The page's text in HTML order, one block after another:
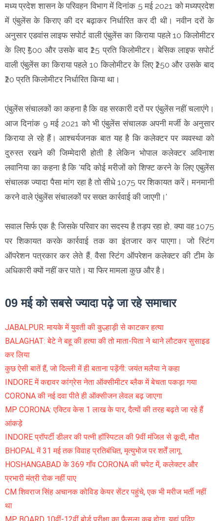
मध्य प्रदेश शासन के परिवहन विभाग में दिनांक 5 मई 2021 को मध्यप्रदेश
में एंबुलेंस के किराए की दर बढ़ाकर निर्धारित कर दी थी। नवीन दरों के
अनुसार एडवांस लाइफ सपोर्ट वाली एंबुलेंस का किराया पहले 10 किलोमीटर
के लिए ₹500 और उसके बाद ₹25 प्रति किलोमीटर। बेसिक लाइफ सपोर्ट
वाली एंबुलेंस का किराया पहले 10 किलोमीटर के लिए ₹250 और उसके बाद
₹20 प्रति किलोमीटर निर्धारित किया था।
एंबुलेंस संचालकों का कहना है कि वह सरकारी दरों पर एंबुलेंस नहीं चलाएंगे।
आज दिनांक 9 मई 2021 को भी एंबुलेंस संचालक अपनी मर्जी के अनुसार
किराया ले रहे हैं। आश्चर्यजनक बात यह है कि कलेक्टर पर व्यवस्था को
दुरुस्त रखने की जिम्मेदारी होती है लेकिन भोपाल कलेक्टर अविनाश
लवानिया का कहना है कि 'यदि कोई मरीजों को शिफ्ट करने के लिए एबुलेंस
संचालक ज्यादा पैसा मांग रहा है तो सीधे 1075 पर शिकायत करें। मनमानी
करने वाले एंबुलेंस संचालकों पर सख्त कार्रवाई की जाएगी।'
सवाल सिर्फ एक है; जिसके परिवार का सदस्य है तड़प रहा हो, क्या वह 1075
पर शिकायत करके कार्रवाई तक का इंतजार कर पाएगा। जो स्टिंग
ऑपरेशन पत्रकार कर लेते हैं, वैसा स्टिंग ऑपरेशन कलेक्टर की टीम के
अधिकारी क्यों नहीं कर पाते। या फिर मामला कुछ और है।
09 मई को सबसे ज्यादा पढ़े जा रहे समाचार
JABALPUR: मायके में युवती की कुल्हाड़ी से काटकर हत्या
BALAGHAT: बेटे ने बहू की हत्या की तो माता-पिता ने थाने लौटकर सुसाइड
कर लिया
कुछ ऐसी बातें हैं, जो दिल्ली में ही बताना पड़ेंगी: जयंत मलैया ने कहा
INDORE में कद्दावर कांग्रेस नेता ऑक्सीमीटर ब्लैक में बेचता पकड़ा गया
CORONA की नई दवा पीते ही ऑक्सीजन लेवल बढ़ जाएगा
MP CORONA: एक्टिव केस 1 लाख के पार, दैत्यों की तरह बढ़ते जा रहे हैं
आंकड़े
INDORE प्रॉपर्टी डीलर की पत्नी हॉस्पिटल की 9वीं मंजिल से कूदी, मौत
BHOPAL में 31 मई तक विवाह प्रतिबंधित, मृत्युभोज पर शर्तें लागू
HOSHANGABAD के 369 गाँव CORONA की चपेट में, कलेक्टर और
प्रभारी मंत्री रोक नहीं पाए
CM शिवराज सिंह अचानक कोविड केयर सेंटर पहुंचे, एक भी मरीज भर्ती नहीं
था